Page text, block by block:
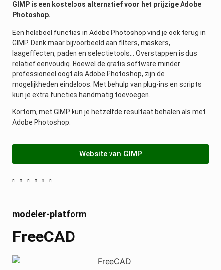
GIMP is een kosteloos alternatief voor het prijzige Adobe
Photoshop.
Een heleboel functies in Adobe Photoshop vind je ook terug in
GIMP. Denk maar bijvoorbeeld aan filters, maskers,
laageffecten, paden en selectietools… Overstappen is dus
relatief eenvoudig. Hoewel de gratis software minder
professioneel oogt als Adobe Photoshop, zijn de
mogelijkheden eindeloos. Met behulp van plug-ins en scripts
kun je extra functies handmatig toevoegen.
Kortom, met GIMP kun je hetzelfde resultaat behalen als met
Adobe Photoshop.
Website van GIMP
modeler-platform
FreeCAD